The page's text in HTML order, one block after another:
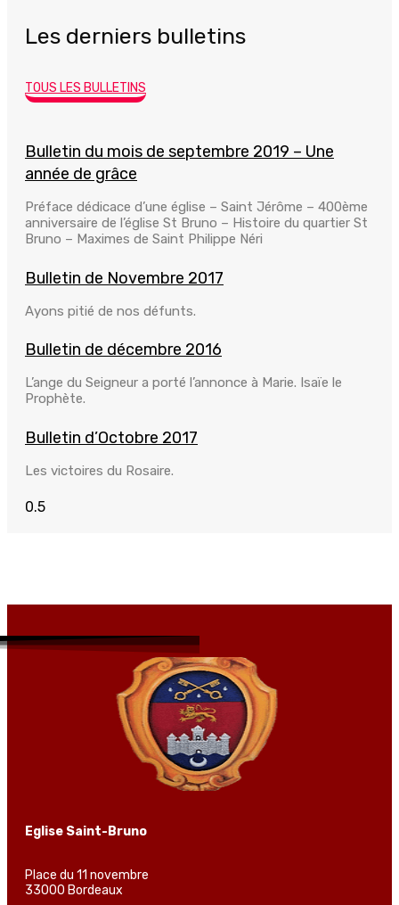
Les derniers bulletins
TOUS LES BULLETINS
Bulletin du mois de septembre 2019 – Une
année de grâce
Préface dédicace d’une église – Saint Jérôme – 400ème
anniversaire de l’église St Bruno – Histoire du quartier St
Bruno – Maximes de Saint Philippe Néri
Bulletin de Novembre 2017
Ayons pitié de nos défunts.
Bulletin de décembre 2016
L’ange du Seigneur a porté l’annonce à Marie. Isaïe le
Prophète.
Bulletin d’Octobre 2017
Les victoires du Rosaire.
Eglise Saint-Bruno
Place du 11 novembre
33000 Bordeaux